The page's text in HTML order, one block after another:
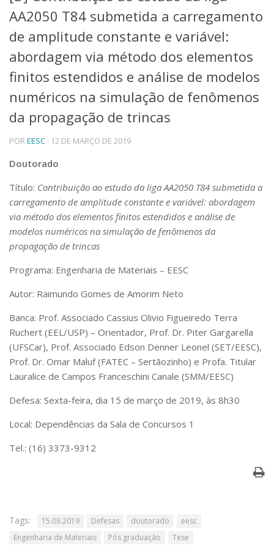
Telefones e Mapas
Pessoas
Ensino
Graduação
Pós-Graduação
Cursos de Extensão
Pesquisa e Inovação
Linhas de Pesquisa
Centros, Núcleos e Projetos em Rede
Pós-doutorado
Transferência de Tecnologia
Empresas Juniores
Extensão à Comunidade
Projetos, Programas e Cursos
Artes, Cultura e Esportes
Serviços
Bibliotecas
Segurança, Trânsito e Prevenção
RH, Administrativo e Financeiro
Outros serviços
Comunicação
Assessorias e Mídias
Aplicativos e Sites
Agenda de Eventos
AA2050 T84 submetida a carregamento
de amplitude constante e variável:
abordagem via método dos elementos
finitos estendidos e análise de modelos
numéricos na simulação de fenômenos
da propagação de trincas
POREESC · 12 DE MARÇO DE 2019
Doutorado
Título: Contribuição ao estudo da liga AA2050 T84 submetida a
carregamento de amplitude constante e variável: abordagem
via método dos elementos finitos estendidos e análise de
modelos numéricos na simulação de fenômenos da
propagação de trincas
Programa: Engenharia de Materiais – EESC
Autor: Raimundo Gomes de Amorim Neto
Banca: Prof. Associado Cassius Olivio Figueiredo Terra
Ruchert (EEL/USP) – Orientador, Prof. Dr. Piter Gargarella
(UFSCar), Prof. Associado Edson Denner Leonel (SET/EESC),
Prof. Dr. Omar Maluf (FATEC – Sertãozinho) e Profa. Titular
Lauralice de Campos Franceschini Canale (SMM/EESC)
Defesa: Sexta-feira, dia 15 de março de 2019, às 8h30
Local: Dependências da Sala de Concursos 1
Tel.: (16) 3373-9312
Tags: 15.03.2019 Defesas doutorado
eesc
Engenharia de Materiais
Pós graduação Tese